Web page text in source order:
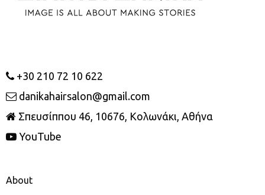
+30 210 72 10 622
danikahairsalon@gmail.com
Σπευσίππου 46, 10676, Κολωνάκι, Αθήνα
YouTube
About